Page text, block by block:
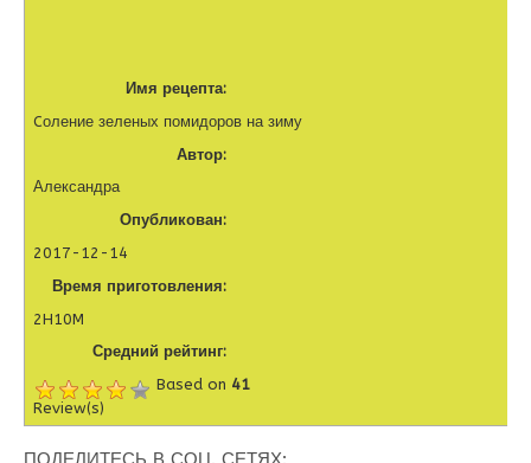
Имя рецепта:
Cоление зеленых помидоров на зиму
Автор:
Александра
Опубликован:
2017-12-14
Время приготовления:
2H10M
Средний рейтинг:
Based on 41
Review(s)